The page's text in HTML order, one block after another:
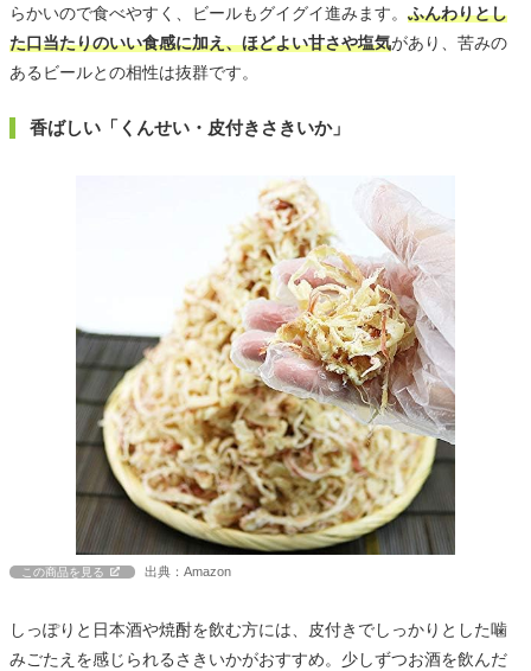
らかいので食べやすく、ビールもグイグイ進みます。 ふんわりとし
た口当たりのいい食感に加え、ほどよい甘さや塩気があり、苦みの
あるビールとの相性は抜群です。
香ばしい「くんせい・皮付きさきいか」
この商品を見る 出典：Amazon
しっぽりと日本酒や焼酎を飲む方には、皮付きでしっかりとした噛
みごたえを感じられるさきいかがおすすめ。少しずつお酒を飲んだ